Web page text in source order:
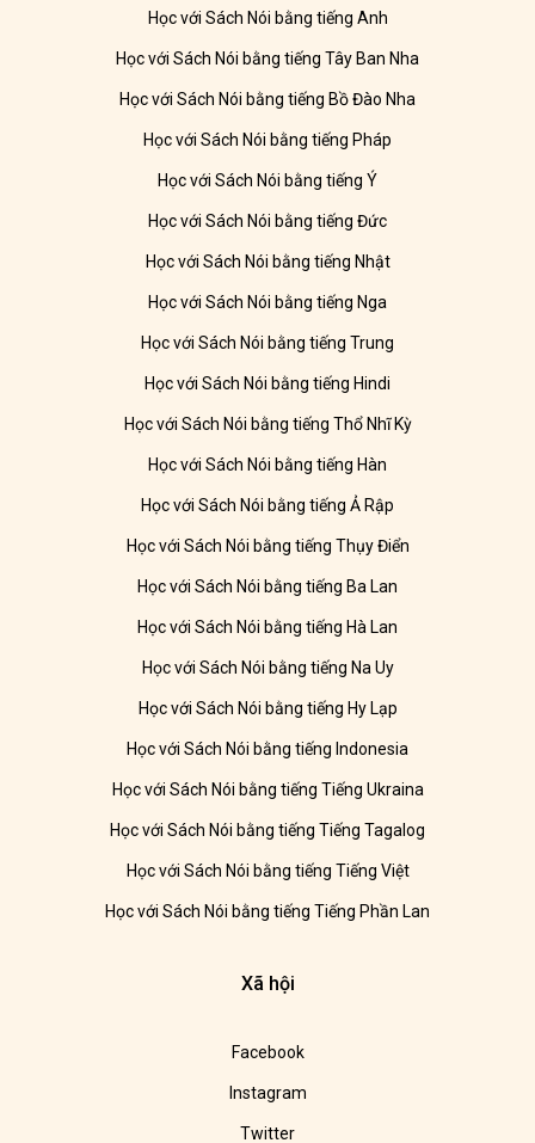
Học với Sách Nói bằng tiếng Anh
Học với Sách Nói bằng tiếng Tây Ban Nha
Học với Sách Nói bằng tiếng Bồ Đào Nha
Học với Sách Nói bằng tiếng Pháp
Học với Sách Nói bằng tiếng Ý
Học với Sách Nói bằng tiếng Đức
Học với Sách Nói bằng tiếng Nhật
Học với Sách Nói bằng tiếng Nga
Học với Sách Nói bằng tiếng Trung
Học với Sách Nói bằng tiếng Hindi
Học với Sách Nói bằng tiếng Thổ Nhĩ Kỳ
Học với Sách Nói bằng tiếng Hàn
Học với Sách Nói bằng tiếng Ả Rập
Học với Sách Nói bằng tiếng Thụy Điển
Học với Sách Nói bằng tiếng Ba Lan
Học với Sách Nói bằng tiếng Hà Lan
Học với Sách Nói bằng tiếng Na Uy
Học với Sách Nói bằng tiếng Hy Lạp
Học với Sách Nói bằng tiếng Indonesia
Học với Sách Nói bằng tiếng Tiếng Ukraina
Học với Sách Nói bằng tiếng Tiếng Tagalog
Học với Sách Nói bằng tiếng Tiếng Việt
Học với Sách Nói bằng tiếng Tiếng Phần Lan
Xã hội
Facebook
Instagram
Twitter